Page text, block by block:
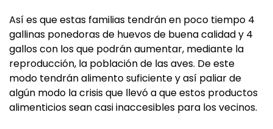
Así es que estas familias tendrán en poco tiempo 4
gallinas ponedoras de huevos de buena calidad y 4
gallos con los que podrán aumentar, mediante la
reproducción, la población de las aves. De este
modo tendrán alimento suficiente y así paliar de
algún modo la crisis que llevó a que estos productos
alimenticios sean casi inaccesibles para los vecinos.